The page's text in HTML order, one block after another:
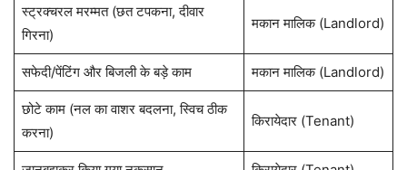
स्ट्रक्चरल मरम्मत (छत टपकना, दीवार
गिरना)
मकान मालिक (Landlord)
सफेदी/पेंटिंग और बिजली के बड़े काम मकान मालिक (Landlord)
छोटे काम (नल का वाशर बदलना, स्विच ठीक
करना)
किरायेदार (Tenant)